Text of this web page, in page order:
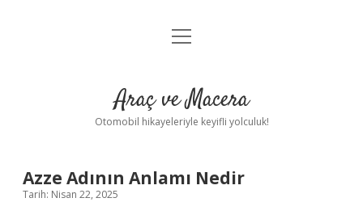
Anasayfa
Yasal Uyarı
menüyü
Araç ve Macera
Otomobil hikayeleriyle keyifli yolculuk!
Azze Adının Anlamı Nedir
Tarih: Nisan 22, 2025